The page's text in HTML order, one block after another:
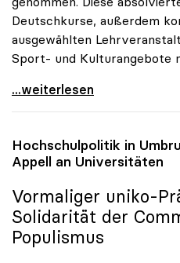
Deutschkurse, außerdem
ausgewählten
Sport- und Kulturangebote
Universitäten setzen
...weiterlesen
Hochschulpolitik in
Appell an Universitäten
Vormaliger uniko-
Solidarität der
Populismus